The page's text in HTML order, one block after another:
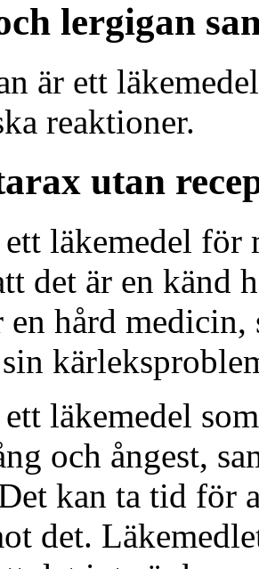
lergigan
är ett
reaktioner.
utan
läkemedel
det är en känd
en hård medicin,
läkemedel
och ångest,
kan ta tid för
det.